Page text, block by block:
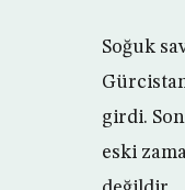
Soğuk
girdi.
eski